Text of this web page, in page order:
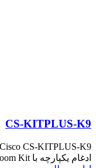
CS-KITPLUS-K9
ادغام یکپارچه با Cisco Webex Room Kit طراحی شده است و ...